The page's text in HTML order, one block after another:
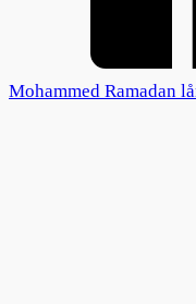
Mohammed Ramadan